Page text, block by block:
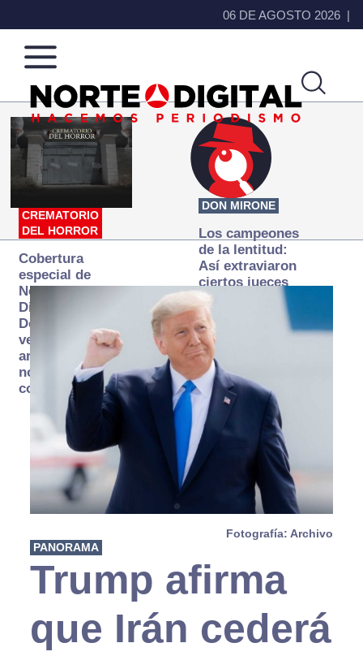
06 DE AGOSTO 2026
Norte
de
Ciudad
Más
que
noticias,
hacemos periodismo
CREMATORIO
DEL HORROR
Cobertura
especial de
Norte
Digital:
Donde la
verdad
arde… pero
no se
consume
DON MIRONE
Los campeones
de la lentitud:
Así extraviaron
ciertos jueces
la justicia
expedita
Fotografía: Archivo
PANORAMA
Trump afirma
que Irán cederá